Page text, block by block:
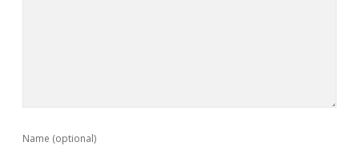
Name (optional)